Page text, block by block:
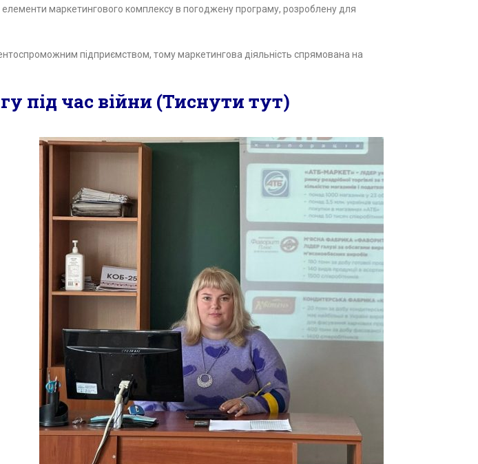
елементи маркетингового комплексу в погоджену програму, розроблену для
підприємством, тому маркетингова діяльність спрямована на
під час війни (Тиснути тут)